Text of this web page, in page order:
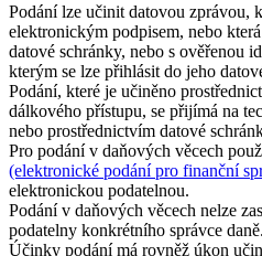
Podání lze učinit datovou zprávou,
elektronickým podpisem, nebo
datové schránky, nebo s ověřenou
kterým se lze přihlásit do jeho
Podání, které je učiněno
dálkového přístupu, se přijímá na
nebo prostřednictvím datové
Pro podání v daňových věcech
(elektronické podání pro finanční
elektronickou podatelnou.
Podání v daňových věcech nelze
podatelny konkrétního správce daně.
Účinky podání má rovněž úkon